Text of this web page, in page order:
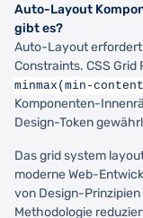
Auto-Layout
gibt es?
Auto-Layout
Constraints. CSS Grid
minmax(min-
Komponenten-
Design-Token
Das grid system
moderne Web-
von Design-
Methodologie